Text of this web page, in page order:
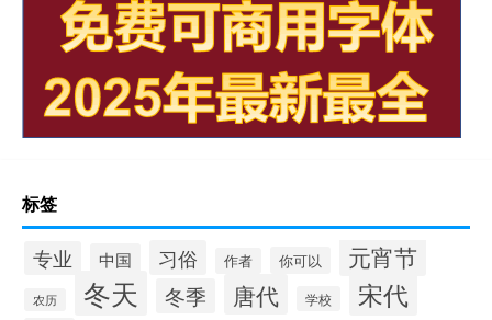
标签
专业 中国 习俗 作者 你可以 元宵节
农历 冬天 冬季 唐代 学校 宋代